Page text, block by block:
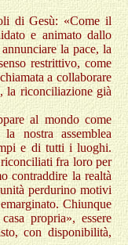
di Gesù: «Come il
e animato dallo
la pace, la
restrittivo, come
a collaborare
la riconciliazione già
al mondo come
nostra assemblea
e di tutti i luoghi.
fra loro per
contraddire la realtà
perdurino motivi
Chiunque
propria», essere
con disponibilità,